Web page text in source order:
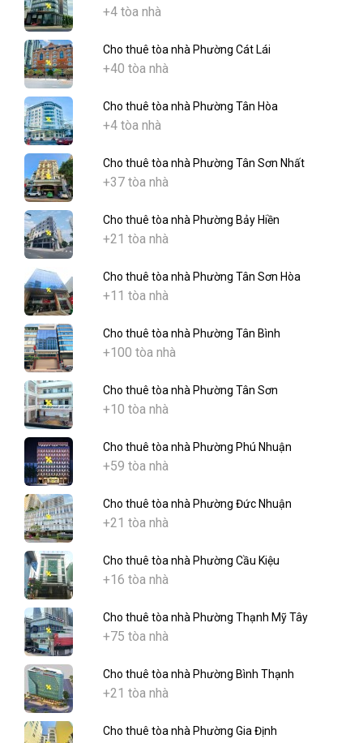
+4 tòa nhà
Cho thuê tòa nhà Phường Cát Lái
+40 tòa nhà
Cho thuê tòa nhà Phường Tân Hòa
+4 tòa nhà
Cho thuê tòa nhà Phường Tân Sơn Nhất
+37 tòa nhà
Cho thuê tòa nhà Phường Bảy Hiền
+21 tòa nhà
Cho thuê tòa nhà Phường Tân Sơn Hòa
+11 tòa nhà
Cho thuê tòa nhà Phường Tân Bình
+100 tòa nhà
Cho thuê tòa nhà Phường Tân Sơn
+10 tòa nhà
Cho thuê tòa nhà Phường Phú Nhuận
+59 tòa nhà
Cho thuê tòa nhà Phường Đức Nhuận
+21 tòa nhà
Cho thuê tòa nhà Phường Cầu Kiệu
+16 tòa nhà
Cho thuê tòa nhà Phường Thạnh Mỹ Tây
+75 tòa nhà
Cho thuê tòa nhà Phường Bình Thạnh
+21 tòa nhà
Cho thuê tòa nhà Phường Gia Định